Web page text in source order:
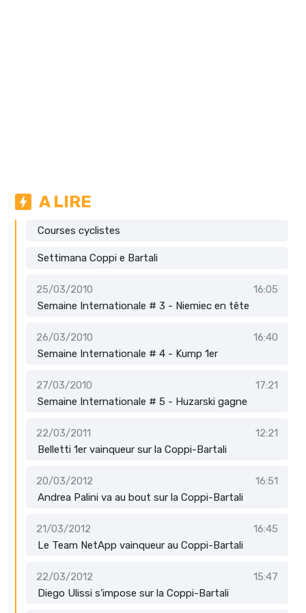
A LIRE
Courses cyclistes
Settimana Coppi e Bartali
25/03/2010
16:05
Semaine Internationale # 3 - Niemiec en tête
26/03/2010
16:40
Semaine Internationale # 4 - Kump 1er
27/03/2010
17:21
Semaine Internationale # 5 - Huzarski gagne
22/03/2011
12:21
Belletti 1er vainqueur sur la Coppi-Bartali
20/03/2012
16:51
Andrea Palini va au bout sur la Coppi-Bartali
21/03/2012
16:45
Le Team NetApp vainqueur au Coppi-Bartali
22/03/2012
15:47
Diego Ulissi s’impose sur la Coppi-Bartali